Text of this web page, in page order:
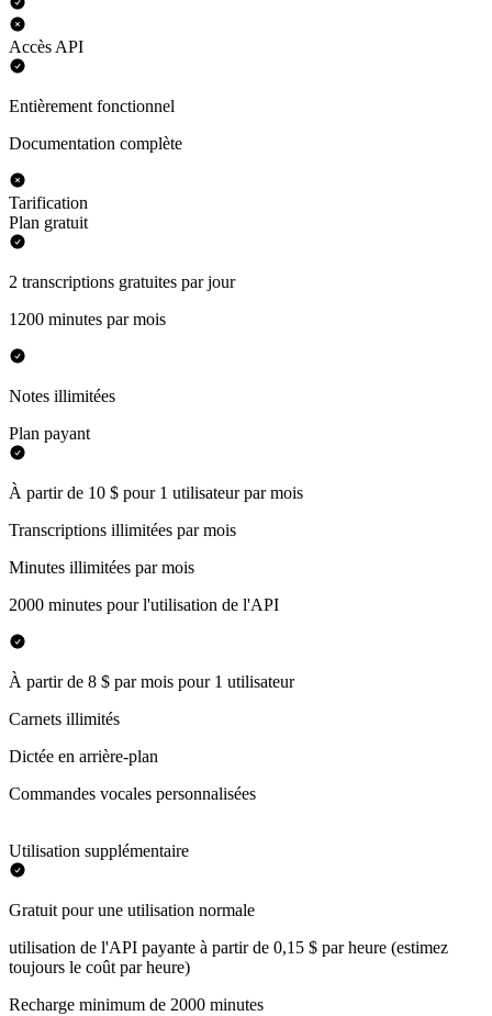
Accès API
Entièrement fonctionnel
Documentation complète
Tarification
Plan gratuit
2 transcriptions gratuites par jour
1200 minutes par mois
Notes illimitées
Plan payant
À partir de 10 $ pour 1 utilisateur par mois
Transcriptions illimitées par mois
Minutes illimitées par mois
2000 minutes pour l'utilisation de l'API
À partir de 8 $ par mois pour 1 utilisateur
Carnets illimités
Dictée en arrière-plan
Commandes vocales personnalisées
Utilisation supplémentaire
Gratuit pour une utilisation normale
utilisation de l'API payante à partir de 0,15 $ par heure (estimez
toujours le coût par heure)
Recharge minimum de 2000 minutes